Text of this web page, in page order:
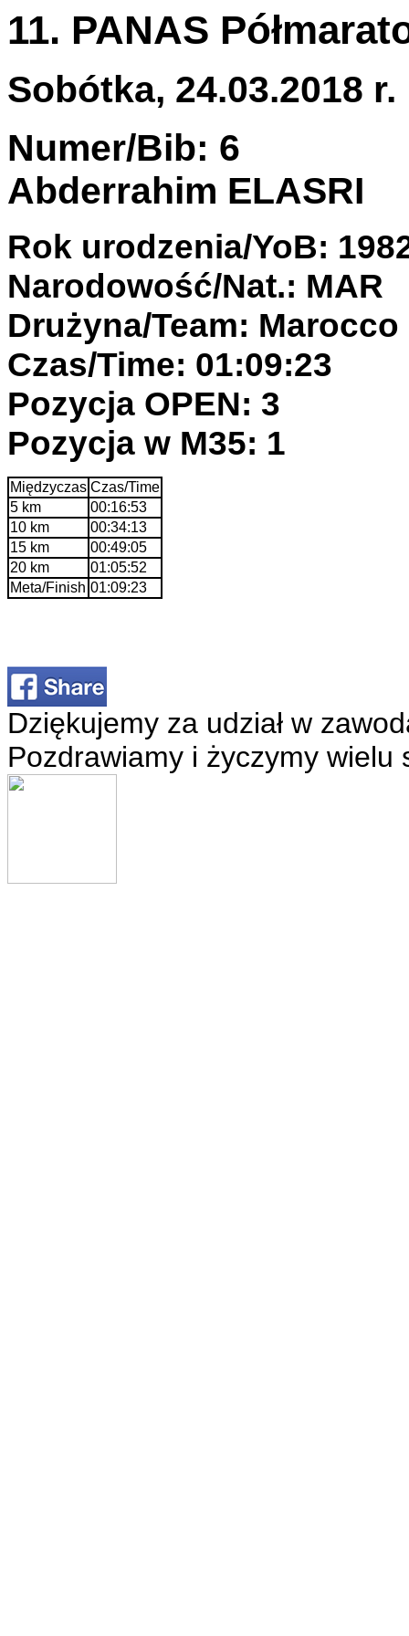
11. PANAS
Sobótka, 24.03.2018 r.
Numer/Bib: 6
Abderrahim ELASRI
Rok urodzenia/YoB:
Narodowość/Nat.: MAR
Drużyna/Team: Marocco
Czas/Time: 01:09:23
Pozycja OPEN: 3
Pozycja w M35: 1
Międzyczas Czas/Time
5 km
00:16:53
10 km
00:34:13
15 km
00:49:05
20 km
01:05:52
Meta/Finish 01:09:23
Dziękujemy za udział w
Pozdrawiamy i życzymy wielu